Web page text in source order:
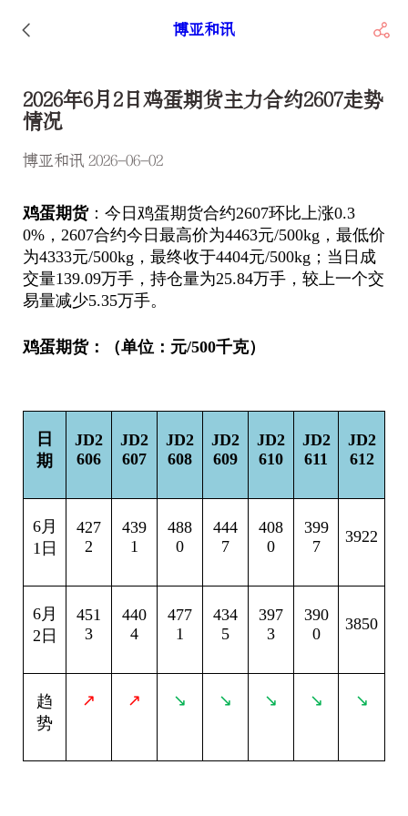
博亚和讯
2026年6月2日鸡蛋期货主力合约2607走势
情况
博亚和讯 2026-06-02
鸡蛋期货：今日鸡蛋期货合约2607环比上涨0.3
0%，2607合约今日最高价为4463元/500kg，最低价
为4333元/500kg，最终收于4404元/500kg；当日成
交量139.09万手，持仓量为25.84万手，较上一个交
易量减少5.35万手。
鸡蛋期货：（单位：元/500千克）
日
期
JD2
606
JD2
607
JD2
608
JD2
609
JD2
610
JD2
611
JD2
612
6月
1日
427
2
439
1
488
0
444
7
408
0
399
7
3922
6月
2日
451
3
440
4
477
1
434
5
397
3
390
0
3850
趋
势
↗ ↗ ↘ ↘ ↘ ↘ ↘